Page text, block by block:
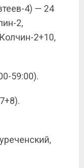
4) — 24
2,
2+10,
59:00).